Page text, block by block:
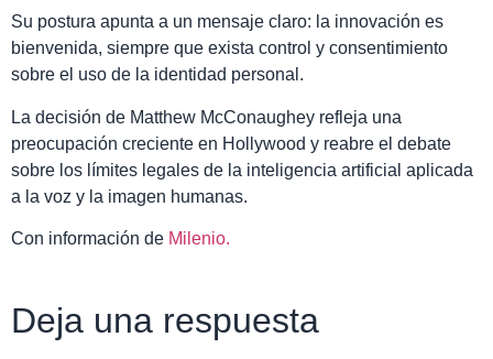
Su postura apunta a un mensaje claro: la innovación es
bienvenida, siempre que exista control y consentimiento
sobre el uso de la identidad personal.
La decisión de Matthew McConaughey refleja una
preocupación creciente en Hollywood y reabre el debate
sobre los límites legales de la inteligencia artificial aplicada
a la voz y la imagen humanas.
Con información de Milenio.
Deja una respuesta